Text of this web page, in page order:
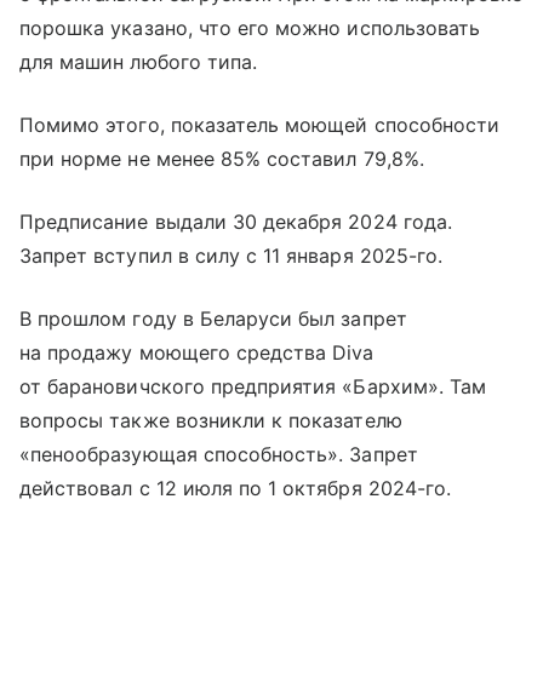
порошка указано, что его можно использовать
для машин любого типа.
Помимо этого, показатель моющей способности
при норме не менее 85% составил 79,8%.
Предписание выдали 30 декабря 2024 года.
Запрет вступил в силу с 11 января 2025-го.
В прошлом году в Беларуси был запрет
на продажу моющего средства Diva
от барановичского предприятия «Бархим». Там
вопросы также возникли к показателю
«пенообразующая способность». Запрет
действовал с 12 июля по 1 октября 2024-го.